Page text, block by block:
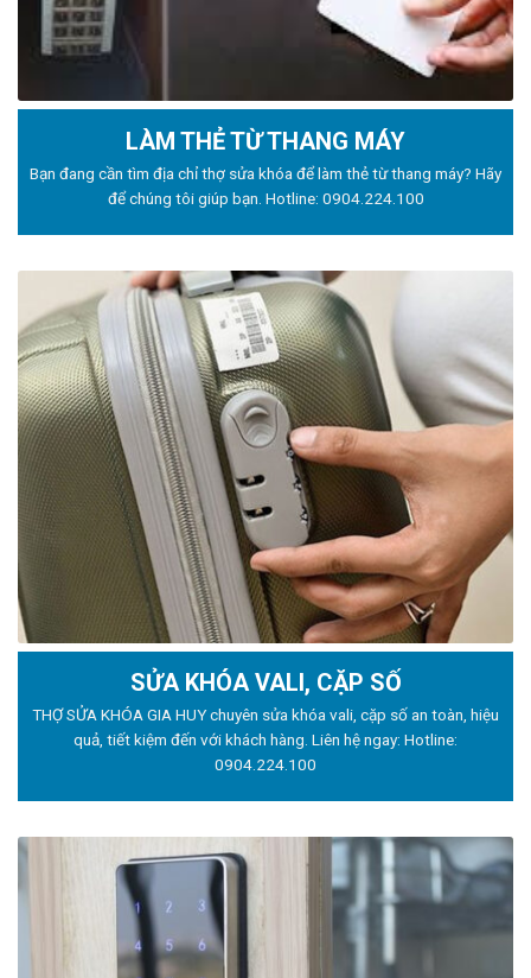
LÀM THẺ TỪ THANG MÁY
Bạn đang cần tìm địa chỉ thợ sửa khóa để làm thẻ từ thang máy? Hãy
để chúng tôi giúp bạn. Hotline: 0904.224.100
SỬA KHÓA VALI, CẶP SỐ
THỢ SỬA KHÓA GIA HUY chuyên sửa khóa vali, cặp số an toàn, hiệu
quả, tiết kiệm đến với khách hàng. Liên hệ ngay: Hotline:
0904.224.100